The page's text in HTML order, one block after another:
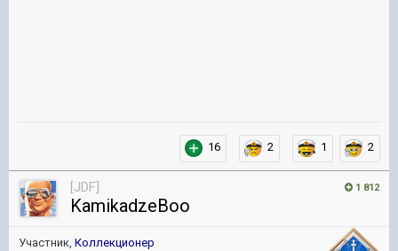
16 2 1 2
1 812
[JDF]
KamikadzeBoo
Участник, Коллекционер